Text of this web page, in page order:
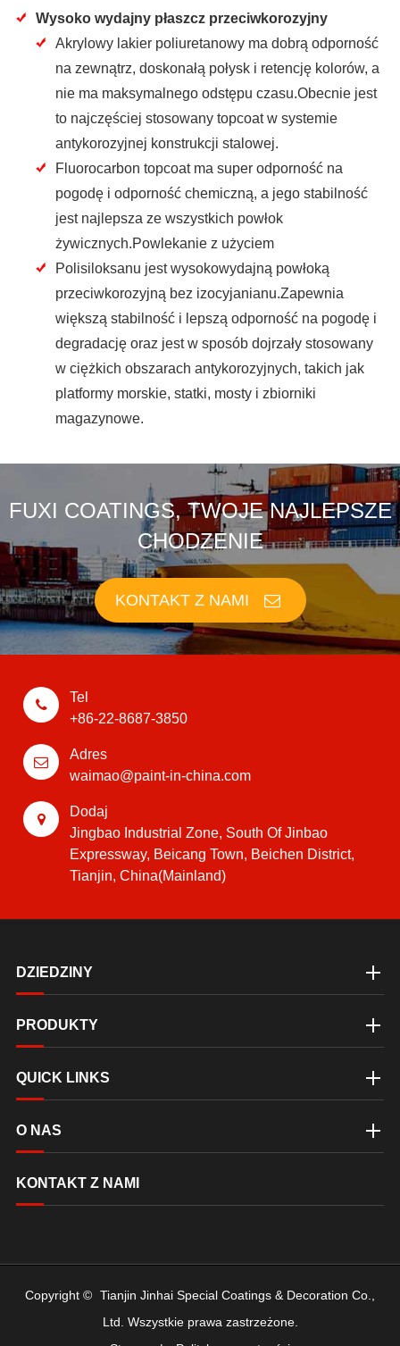
Wysoko wydajny płaszcz przeciwkorozyjny
Akrylowy lakier poliuretanowy ma dobrą odporność
na zewnątrz, doskonałą połysk i retencję kolorów, a
nie ma maksymalnego odstępu czasu.Obecnie jest
to najczęściej stosowany topcoat w systemie
antykorozyjnej konstrukcji stalowej.
Fluorocarbon topcoat ma super odporność na
pogodę i odporność chemiczną, a jego stabilność
jest najlepsza ze wszystkich powłok
żywicznych.Powlekanie z użyciem
Polisiloksanu jest wysokowydajną powłoką
przeciwkorozyjną bez izocyjanianu.Zapewnia
większą stabilność i lepszą odporność na pogodę i
degradację oraz jest w sposób dojrzały stosowany
w ciężkich obszarach antykorozyjnych, takich jak
platformy morskie, statki, mosty i zbiorniki
magazynowe.
FUXI COATINGS, TWOJE NAJLEPSZE
CHODZENIE
KONTAKT Z NAMI
Tel
+86-22-8687-3850
Adres
waimao@paint-in-china.com
Dodaj
Jingbao Industrial Zone, South Of Jinbao
Expressway, Beicang Town, Beichen District,
Tianjin, China(Mainland)
DZIEDZINY
PRODUKTY
QUICK LINKS
O NAS
KONTAKT Z NAMI
Copyright © Tianjin Jinhai Special Coatings & Decoration Co.,
Ltd. Wszystkie prawa zastrzeżone.